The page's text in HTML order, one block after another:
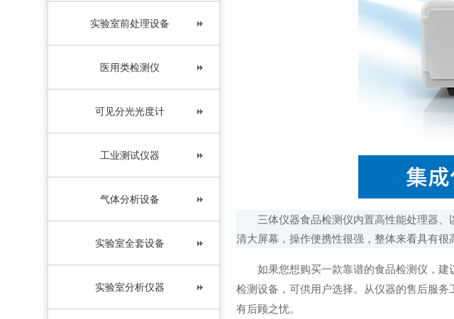
实验室前处理设备
医用类检测仪
可见分光光度计
工业测试仪器
气体分析设备
实验室全套设备
实验室分析仪器
三体仪器食品检测仪内置高性能处理器
清大屏幕，操作便携性很强，整体来看具有很
如果您想购买一款靠谱的食品检测仪，
检测设备，可供用户选择。从仪器的售后服
有后顾之忧。